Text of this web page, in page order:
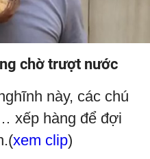
chờ trượt nước
này, các chú
xếp hàng để đợi
xem clip)